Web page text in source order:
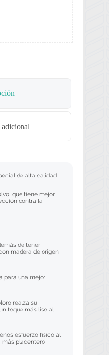
de alta calidad.
que tiene mejor
contra la
de tener
madera de origen
para una mejor
realza su
toque más liso al
esfuerzo físico al
más placentero